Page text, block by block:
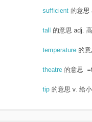
sufficient 的意思
tall 的意思 adj.
temperature 的
theatre 的意思
tip 的意思 v. 给